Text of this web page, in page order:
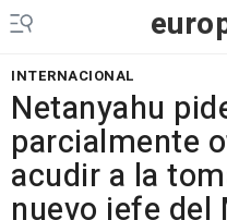
INTERNACIONAL
Netanyahu
parcialmente
acudir a la
nuevo jefe del